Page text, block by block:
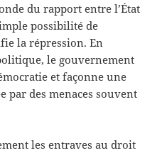
du rapport entre l’État
possibilité de
la répression. En
le gouvernement
et façonne une
des menaces souvent
les entraves au droit